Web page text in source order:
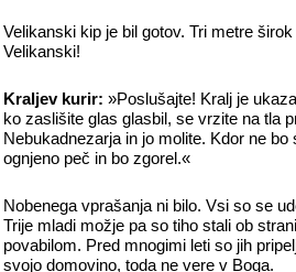
Velikanski kip je bil gotov. Tri metre
Velikanski!
Kraljev kurir: »Poslušajte! Kralj je
ko zaslišite glas glasbil, se vrzite na tla
Nebukadnezarja in jo molite. Kdor ne
ognjeno peč in bo zgorel.«
Nobenega vprašanja ni bilo. Vsi so se
Trije mladi možje pa so tiho stali ob
povabilom. Pred mnogimi leti so jih
svojo domovino, toda ne vere v Boga.